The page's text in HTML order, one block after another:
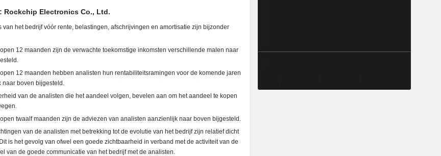
Rockchip Electronics Co., Ltd.
van het bedrijf vóór rente, belastingen, afschrijvingen en amortisatie zijn bijzonder
12 maanden zijn de verwachte toekomstige inkomsten verschillende malen naar
12 maanden hebben analisten hun rentabiliteitsramingen voor de komende jaren
naar boven bijgesteld.
van de analisten die het aandeel volgen, bevelen aan om het aandeel te kopen
twaalf maanden zijn de adviezen van analisten aanzienlijk naar boven bijgesteld.
van de analisten met betrekking tot de evolutie van het bedrijf zijn relatief dicht
is het gevolg van ofwel een goede zichtbaarheid in verband met de activiteit van de
van de goede communicatie van het bedrijf met de analisten.